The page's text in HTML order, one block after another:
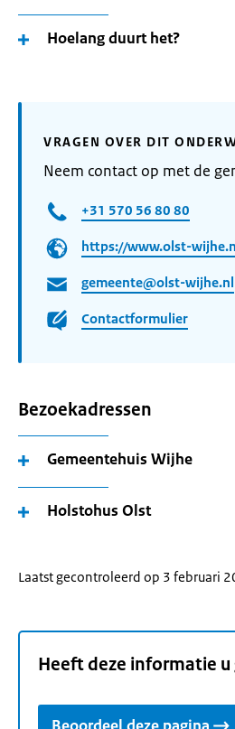
Hoelang duurt het?
VRAGEN OVER DIT
Neem contact op met de
+31 570 56 80 80
https://www.olst-
gemeente@olst-wijhe.nl
Contactformulier
Bezoekadressen
Gemeentehuis Wijhe
Holstohus Olst
Laatst gecontroleerd op 3 februari
Heeft deze informatie u